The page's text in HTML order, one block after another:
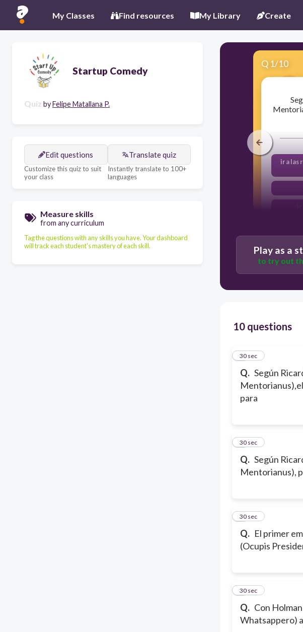
My Classes Find resources My Library Create
Startup Comedy
Quiz byFelipe Matallana P.
Edit questions
Customize this quiz to suit
your class
Translate quiz
Instantly translate to 100+
languages
Measure skills
from any curriculum
Tag the questions with any skills you have. Your dashboard
will track each student's mastery of each skill.
Q 1/10
ir a las
Play as a
to try out
10 questions
Q. Según
para
1
30 sec
Q. Según
Mentorianus),
2
30 sec
Q. El primer
(Ocupis
3
30 sec
Q. Con
Whatsappero)
4
30 sec